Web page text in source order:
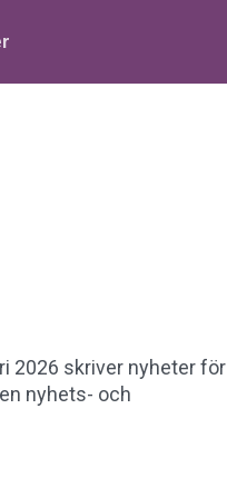
2026 skriver nyheter för
nyhets- och